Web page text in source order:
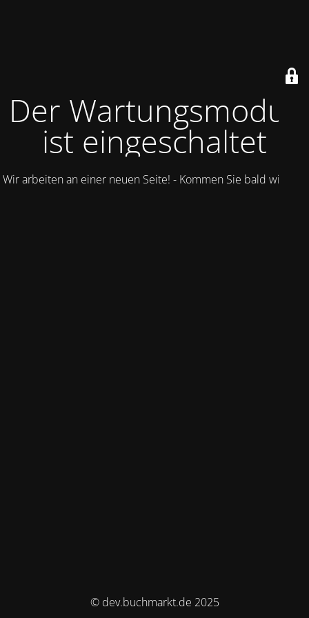
Der Wartungsmodus
ist eingeschaltet
Wir arbeiten an einer neuen Seite! - Kommen Sie bald wieder.
© dev.buchmarkt.de 2025